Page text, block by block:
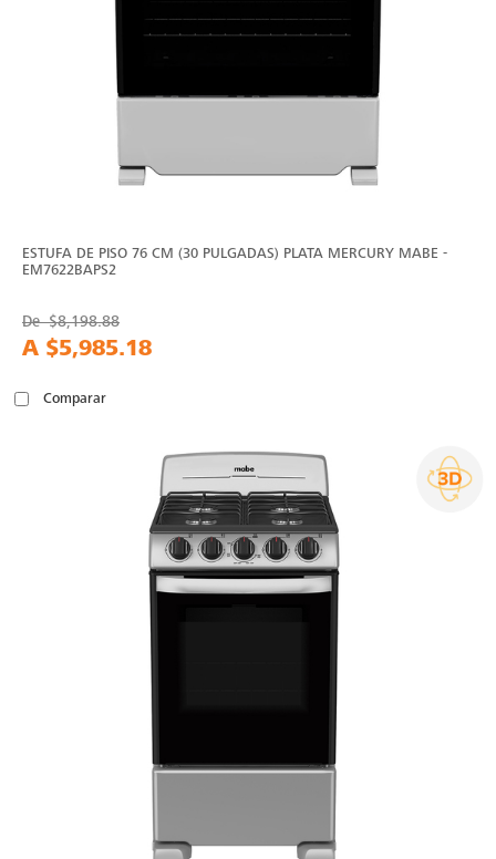
ESTUFA DE PISO 76 CM (30 PULGADAS) PLATA MERCURY MABE -
EM7622BAPS2
De$8,198.88
A $5,985.18
Comparar